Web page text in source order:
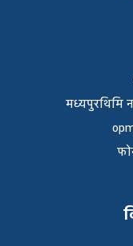
मध्यपुरथिमि